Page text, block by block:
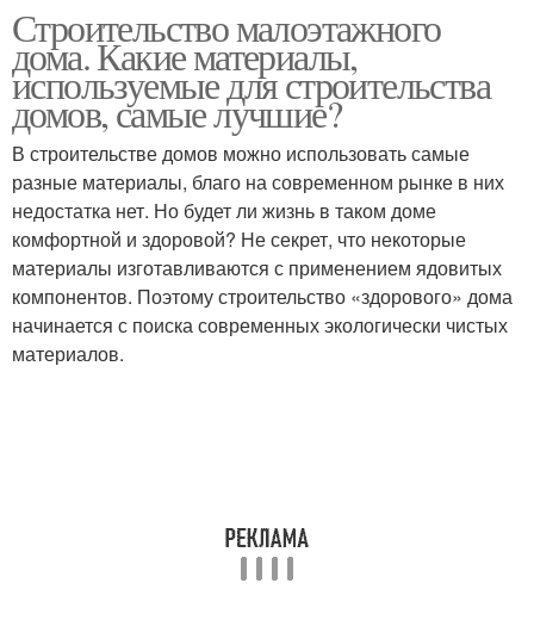
россии
Строительство малоэтажного
дома. Какие материалы,
используемые для строительства
домов, самые лучшие?
В строительстве домов можно использовать самые
разные материалы, благо на современном рынке в них
недостатка нет. Но будет ли жизнь в таком доме
комфортной и здоровой? Не секрет, что некоторые
материалы изготавливаются с применением ядовитых
компонентов. Поэтому строительство «здорового» дома
начинается с поиска современных экологически чистых
материалов.